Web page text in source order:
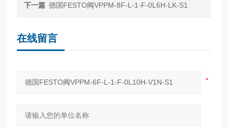
下一篇 德国FESTO阀VPPM-8F-L-1-F-0L6H-LK-S1
在线留言